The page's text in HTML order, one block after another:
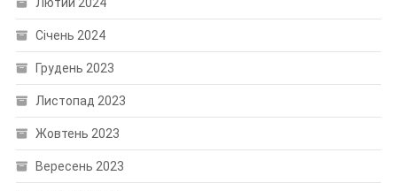
Січень 2024
Грудень 2023
Листопад 2023
Жовтень 2023
Вересень 2023